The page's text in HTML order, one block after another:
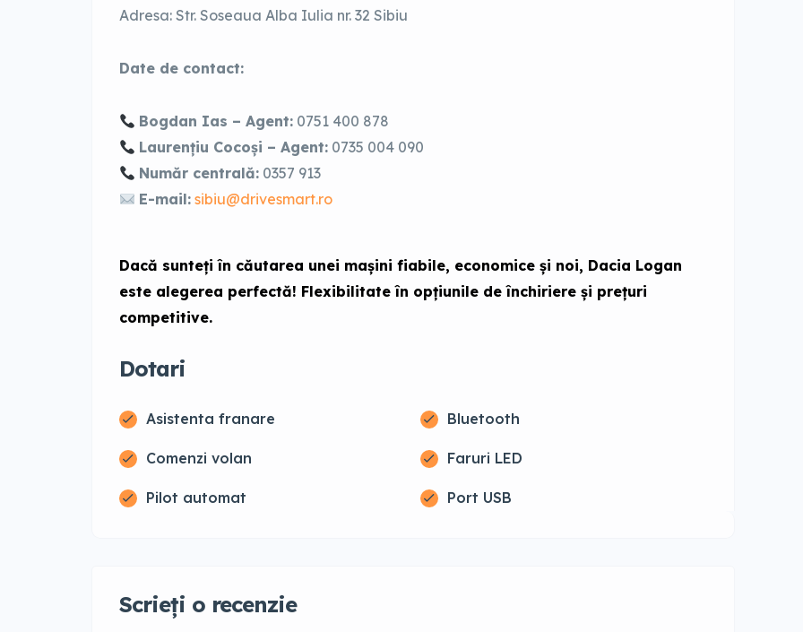
Adresa: Str. Soseaua Alba Iulia nr. 32 Sibiu
Date de contact:
Bogdan Ias – Agent: 0751 400 878
Laurențiu Cocoși – Agent: 0735 004 090
Număr centrală: 0357 913
E-mail: sibiu@drivesmart.ro
Dacă sunteți în căutarea unei mașini fiabile, economice și noi, Dacia Logan
este alegerea perfectă! Flexibilitate în opțiunile de închiriere și prețuri
competitive.
Dotari
Asistenta franare Bluetooth
Comenzi volan Faruri LED
Pilot automat Port USB
Scrieți o recenzie